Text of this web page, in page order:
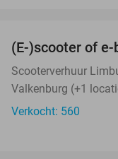
(E-)scooter of
Scooterverhuur
Valkenburg (+1
Verkocht: 560